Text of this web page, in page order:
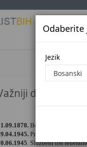
Jezik
Odaberite
Jezik
datumi
Bosansko -
Prvo obnarodovanje
. Službeni list